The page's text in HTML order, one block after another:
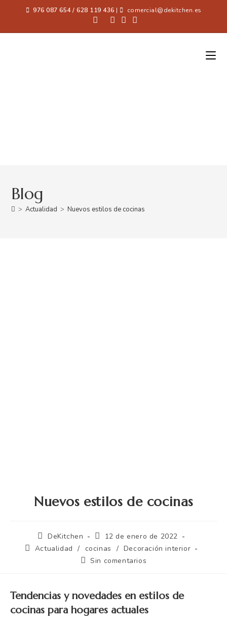
976 087 654 / 628 119 436 | comercial@dekitchen.es
Blog
> Actualidad > Nuevos estilos de cocinas
Nuevos estilos de cocinas
DeKitchen
12 de enero de 2022
Actualidad
/ cocinas / Decoración interior
Sin comentarios
Tendencias y novedades en estilos de
cocinas para hogares actuales